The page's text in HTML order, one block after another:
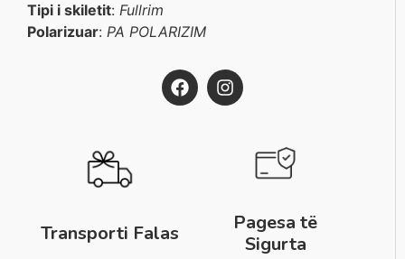
Tipi i skiletit: Fullrim
Polarizuar: PA POLARIZIM
Transporti Falas
Pagesa të
Sigurta